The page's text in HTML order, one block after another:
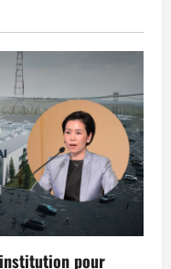
institution pour